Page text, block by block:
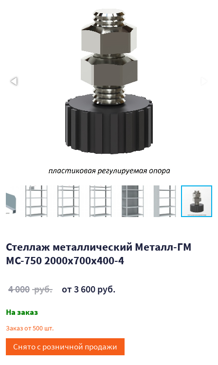
Стеллаж металлический Металл-ГМ
МС-750 2000x700x400-4
4 000 руб. от 3 600 руб.
На заказ
Заказ от 500 шт.
Снято с розничной продажи